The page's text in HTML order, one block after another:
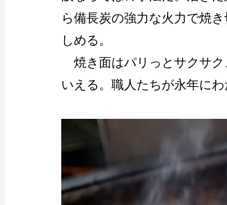
ら備長炭の強力な火力で焼
しめる。
焼き面はパリっとサクサク
いえる。職人たちが永年にわ